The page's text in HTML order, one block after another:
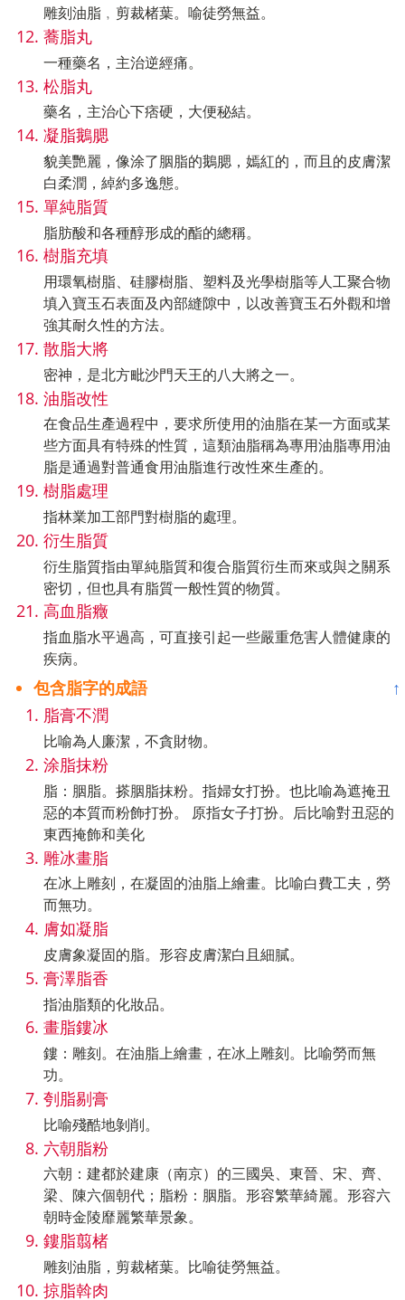
雕刻油脂﹐剪裁楮葉。喻徒勞無益。
蕎脂丸
一種藥名，主治逆經痛。
松脂丸
藥名，主治心下痞硬，大便秘結。
凝脂鵝腮
貌美艷麗，像涂了胭脂的鵝腮，嫣紅的，而且的皮膚潔
白柔潤，綽約多逸態。
單純脂質
脂肪酸和各種醇形成的酯的總稱。
樹脂充填
用環氧樹脂、硅膠樹脂、塑料及光學樹脂等人工聚合物
填入寶玉石表面及內部縫隙中，以改善寶玉石外觀和增
強其耐久性的方法。
散脂大將
密神，是北方毗沙門天王的八大將之一。
油脂改性
在食品生產過程中，要求所使用的油脂在某一方面或某
些方面具有特殊的性質，這類油脂稱為專用油脂專用油
脂是通過對普通食用油脂進行改性來生產的。
樹脂處理
指林業加工部門對樹脂的處理。
衍生脂質
衍生脂質指由單純脂質和復合脂質衍生而來或與之關系
密切，但也具有脂質一般性質的物質。
高血脂癥
指血脂水平過高，可直接引起一些嚴重危害人體健康的
疾病。
包含脂字的成語
↑
脂膏不潤
比喻為人廉潔，不貪財物。
涂脂抹粉
脂：胭脂。搽胭脂抹粉。指婦女打扮。也比喻為遮掩丑
惡的本質而粉飾打扮。 原指女子打扮。后比喻對丑惡的
東西掩飾和美化
雕冰畫脂
在冰上雕刻，在凝固的油脂上繪畫。比喻白費工夫，勞
而無功。
膚如凝脂
皮膚象凝固的脂。形容皮膚潔白且細膩。
膏澤脂香
指油脂類的化妝品。
畫脂鏤冰
鏤：雕刻。在油脂上繪畫，在冰上雕刻。比喻勞而無
功。
刳脂剔膏
比喻殘酷地剝削。
六朝脂粉
六朝：建都於建康（南京）的三國吳、東晉、宋、齊、
梁、陳六個朝代；脂粉：胭脂。形容繁華綺麗。形容六
朝時金陵靡麗繁華景象。
鏤脂翦楮
雕刻油脂，剪裁楮葉。比喻徒勞無益。
掠脂斡肉